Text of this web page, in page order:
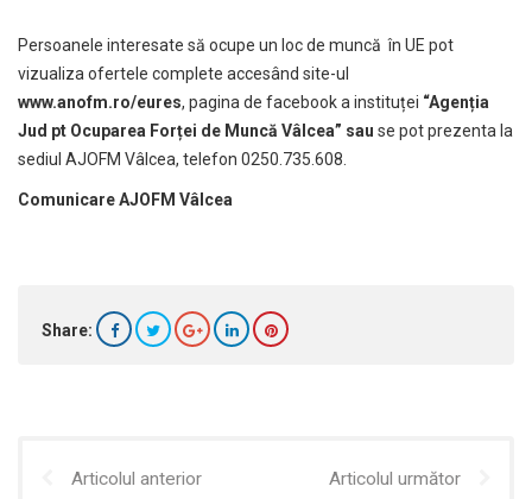
Persoanele interesate să ocupe un loc de muncă în UE pot
vizualiza ofertele complete accesând site-ul
www.anofm.ro/eures, pagina de facebook a instituței “Agenția
Jud pt Ocuparea Forței de Muncă Vâlcea” sau se pot prezenta la
sediul AJOFM Vâlcea, telefon 0250.735.608.
Comunicare AJOFM Vâlcea
Share:
Articolul anterior Articolul următor